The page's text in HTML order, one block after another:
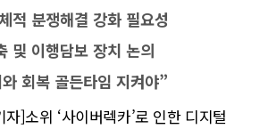
적 분쟁해결 강화 필요성
및 이행담보 장치 논의
회복 골든타임 지켜야”
]소위 ‘사이버렉카’로 인한 디지털